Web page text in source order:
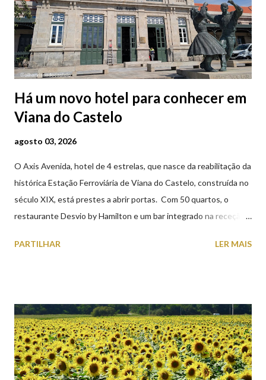
Há um novo hotel para conhecer em
Viana do Castelo
agosto 03, 2026
O Axis Avenida, hotel de 4 estrelas, que nasce da reabilitação da
histórica Estação Ferroviária de Viana do Castelo, construída no
século XIX, está prestes a abrir portas. Com 50 quartos, o
restaurante Desvio by Hamilton e um bar integrado na receção,
peças históricas cedidas pela IP Património que homenageiam a
PARTILHAR LER MAIS